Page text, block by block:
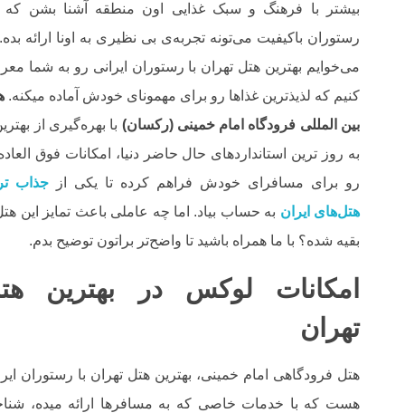
بیشتر با فرهنگ و سبک غذایی اون منطقه آشنا بشن
رستوران باکیفیت می‌تونه تجربه‌ی بی نظیری به اونا ارائه
می‌خوایم بهترین هتل تهران با رستوران ایرانی رو به شما
کنیم که لذیذترین غذاها رو برای مهمونای خودش آماده میکنه.
بین المللی فرودگاه امام خمینی (رکسان) با بهره‌گیری از
به روز ترین استانداردهای حال حاضر دنیا، امکانات فوق
رو برای مسافرای خودش فراهم کرده تا یکی از جذاب
هتل‌های ایران به حساب بیاد. اما چه عاملی باعث تمایز این
بقیه شده؟ با ما همراه باشید تا واضح‌تر براتون توضیح بدم.
امکانات لوکس در بهترین
تهران
هتل فرودگاهی امام خمینی، بهترین هتل تهران با رستوران
هست که با خدمات خاصی که به مسافرها ارائه میده،